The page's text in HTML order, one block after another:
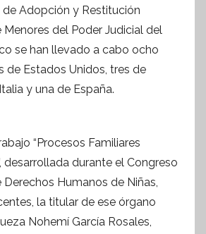
t
e
s
i
s
f
o
r
m
Adopción y Restitución
Menores del Poder Judicial del
se han llevado a cabo ocho
de Estados Unidos, tres de
y una de España.
“Procesos Familiares
desarrollada durante el Congreso
Humanos de Niñas,
la titular de ese órgano
Nohemí García Rosales,